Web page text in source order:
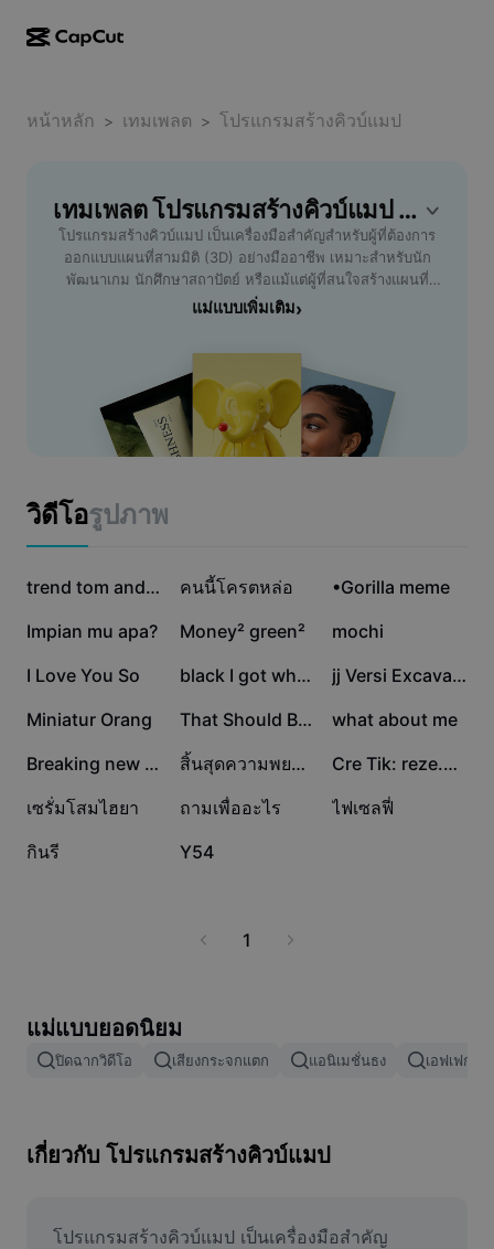
CapCut บนเดสก์ท็อป
CapCut Pad
CapCut บนมือถือ
สตูดิโอวิดีโอ
ตัวสร้างวิดีโอ AI
Dreamina Seedance 2.5
Nano Banana Pro
แม่แบบคำบรรยาย
ผสานรูปภาพ
ปรับขนาดรูปภาพ
เครื่องมือสร้างมีม
เครื่องมือสร้างและแก้ไขวิดีโอ
เครื่องมือสร้างและแก้ไขรูปภาพ
เครื่องมือสร้างและแก้ไขเสียงพูด
กรณีการใช้งาน
การตลาด
แม่แบบโซเชียลมีเดีย
อื่นๆ
แม่แบบเอฟเฟกต์
แม่แบบธุรกิจ
แม่แบบอุตสาหกรรม
แม่แบบรีแคป
โครงการริเริ่ม
พันธมิตร
โปรแกรมพันธมิตรเพื่อการสร้างสรรค์
โปรแกรม CapCut Creative Campus
ศูนย์ความเชื่อถือ
ศูนย์ช่วยเหลือ
เกี่ยวกับเงื่อนไขการใช้บริการของ CapCut
Dreamina Seedance 2.0 Launch
หน้าหลัก > เทมเพลต > โปรแกรมสร้างคิวบ์แมป
เทมเพลต โปรแกรมสร้างคิวบ์แมป ฟรี โดย CapCut
โปรแกรมสร้างคิวบ์แมป เป็นเครื่องมือสำคัญสำหรับผู้ที่ต้องการ
ออกแบบแผนที่สามมิติ (3D) อย่างมืออาชีพ เหมาะสำหรับนัก
พัฒนาเกม นักศึกษาสถาปัตย์ หรือแม้แต่ผู้ที่สนใจสร้างแผนที่
เสมือนจริง ด้วยฟีเจอร์ที่ใช้งานง่ายและอินเตอร์เฟสที่เป็นมิตร
รองรับรูปแบบไฟล์ 3D ที่หลากหลาย นอกจากนี้ยังช่วยประหยัด
เวลาในกระบวนการออกแบบ ผู้ใช้สามารถนำผลงานไปใช้งานได้
ทั้งในงานออกแบบเกมและงานโมเดล 3D ทั่วไป ใช้โปรแกรม
สร้างคิวบ์แมป เพื่อยกระดับไอเดียของคุณให้เหนือกว่าเดิม ตอบ
โจทย์ทั้งมือใหม่และมืออาชีพที่ต้องการผลงานคุณภาพสูงและ
กับโปรแกรมที่ตอบโจทย์ทุกการออกแบบ 3D ของคุณกับ
แม่แบบเพิ่มเติม›
วิดีโอรูปภาพ
176K trend tom and jerry 123.1K
คนนี้โครตหล่อ 45.9K
•Gorilla meme
35.2K
Impian mu apa? 32.6K
Money² green² 24.8K
mochi
20.8K
I Love You So 15.5K black I got white 11K jj Versi Excavator
9.5K
Miniatur Orang 6.2K That Should Be Me 2.5K
what about me
1.5K Breaking new project 1.2K สิ้นสุดความพยายาม 966 Cre Tik: reze.0610
653
เซรั่มโสมไฮยา 364
ถามเพื่ออะไร 57
ไฟเซลฟี่
31
กินรี 3
Y54
1
แม่แบบยอดนิยม
ปิดฉากวิดีโอ เสียงกระจกแตก แอนิเมชั่นธง เอฟเฟกต์
เกี่ยวกับ โปรแกรมสร้างคิวบ์แมป
โปรแกรมสร้างคิวบ์แมป เป็นเครื่องมือสำคัญ